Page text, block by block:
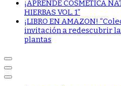
¡APRENDE COSMÉTICA
HIERBAS VOL. 1”
¡LIBRO EN AMAZON!
invitación a redescubrir
plantas